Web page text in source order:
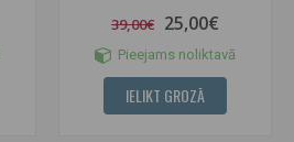
39,00€ 25,00€
Pieejams noliktavā
IELIKT GROZĀ